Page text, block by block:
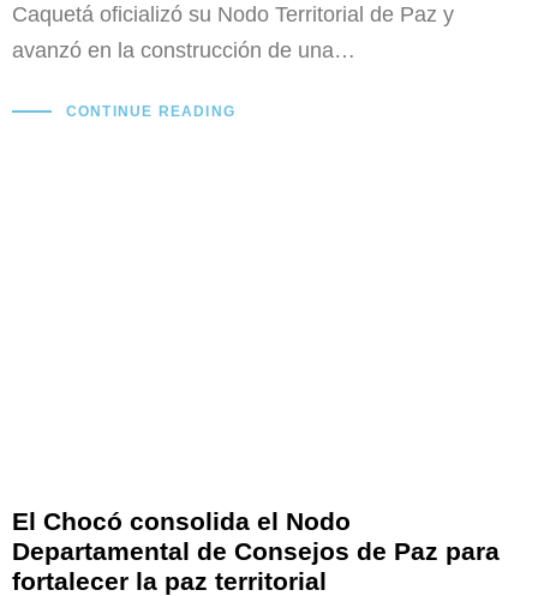
Caquetá oficializó su Nodo Territorial de Paz y
avanzó en la construcción de una…
CONTINUE READING
El Chocó consolida el Nodo
Departamental de Consejos de Paz para
fortalecer la paz territorial